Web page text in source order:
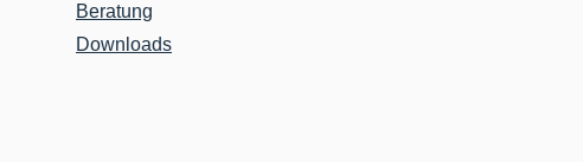
Beratung
Downloads